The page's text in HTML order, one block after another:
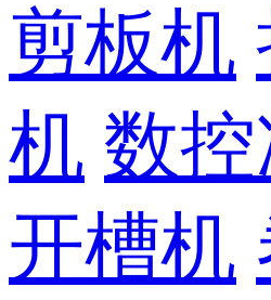
剪板机
机 数
开槽机